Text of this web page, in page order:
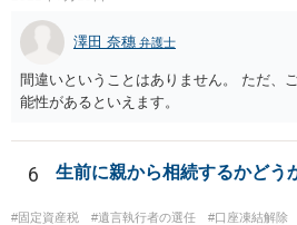
澤田 奈穗 弁護士
間違いということはありません。 ただ、
能性があるといえます。
6 生前に親から相続するかどう
#固定資産税 #遺言執行者の選任 #口座凍結解除